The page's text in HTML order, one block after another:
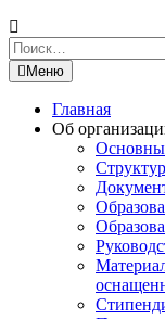
Найти:
Меню
Главная
Об